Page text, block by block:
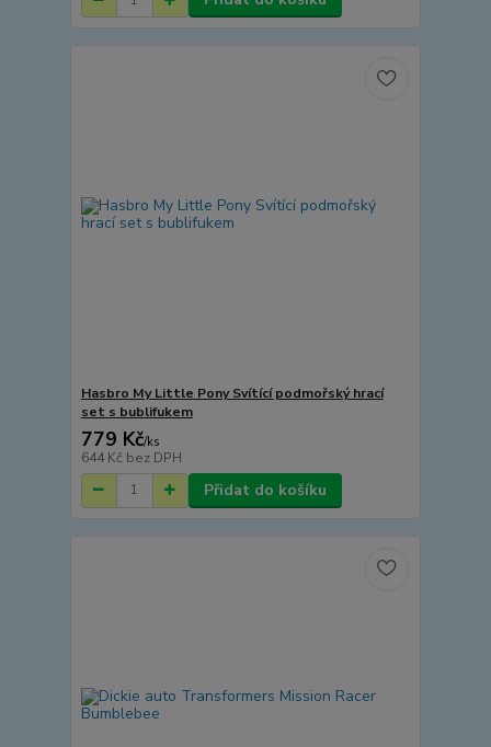
Hasbro My Little Pony Svítící podmořský hrací
set s bublifukem
779 Kč/ks
644 Kč bez DPH
Přidat do košíku